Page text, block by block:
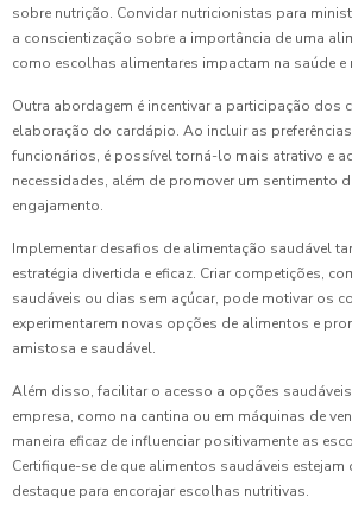
sobre nutrição. Convidar nutricionistas para
a conscientização sobre a importância de uma
como escolhas alimentares impactam na saúde
Outra abordagem é incentivar a participação dos
elaboração do cardápio. Ao incluir as
funcionários, é possível torná-lo mais atrativo e
necessidades, além de promover um sentimento
engajamento.
Implementar desafios de alimentação saudável
estratégia divertida e eficaz. Criar competições,
saudáveis ou dias sem açúcar, pode motivar os
experimentarem novas opções de alimentos e
amistosa e saudável.
Além disso, facilitar o acesso a opções
empresa, como na cantina ou em máquinas de
maneira eficaz de influenciar positivamente as
Certifique-se de que alimentos saudáveis estejam
destaque para encorajar escolhas nutritivas.